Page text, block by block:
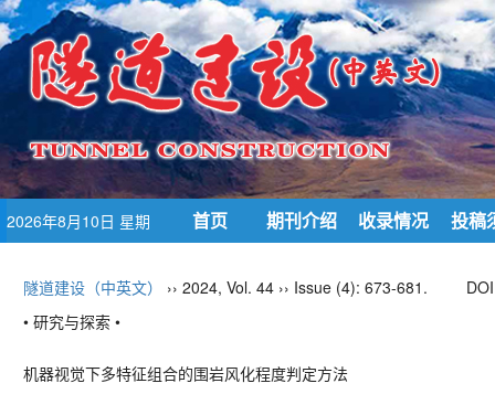
2026年8月10日 星期
首页 期刊介绍 收录情况 投稿
隧道建设（中英文） ›› 2024, Vol. 44 ›› Issue (4): 673-681.
• 研究与探索 •
机器视觉下多特征组合的围岩风化程度判定方法